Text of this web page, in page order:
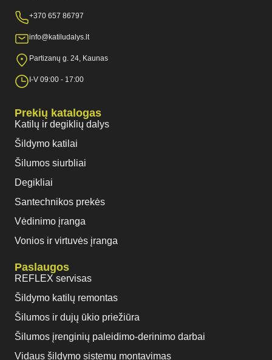
+370 657 86797
info@katiludalys.lt
Partizanų g. 24, Kaunas
I-V 09:00 - 17:00
Prekių katalogas
Katilų ir degiklių dalys
Šildymo katilai
Šilumos siurbliai
Degikliai
Santechnikos prekės
Vėdinimo įranga
Vonios ir virtuvės įranga
Paslaugos
REFLEX servisas
Šildymo katilų remontas
Šilumos ir dujų ūkio priežiūra
Šilumos įrenginių paleidimo-derinimo darbai
Vidaus šildymo sistemų montavimas